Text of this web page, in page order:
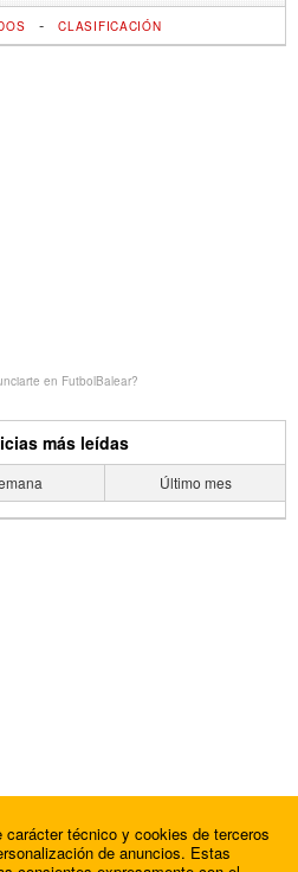
-CLASIFICACIÓN
en FutbolBalear?
más leídas
Último mes
técnico y cookies de terceros
de anuncios. Estas